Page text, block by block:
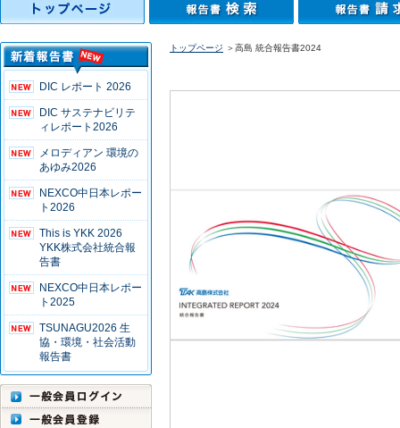
DIC レポート 2026
DIC サステナビリテ
ィレポート2026
メロディアン 環境の
あゆみ2026
NEXCO中日本レポー
ト2026
This is YKK 2026
YKK株式会社統合報
告書
NEXCO中日本レポー
ト2025
TSUNAGU2026 生
協・環境・社会活動
報告書
トップページ ＞高島 統合報告書2024